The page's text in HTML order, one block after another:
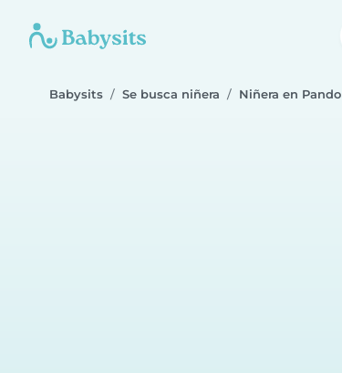
Babysits Se busca niñera Niñera en Pando